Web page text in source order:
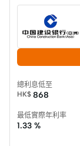
總利息低至
HK$ 868
最低實際年利率
1.33 %